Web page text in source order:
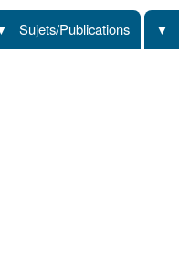
Sujets/Publications